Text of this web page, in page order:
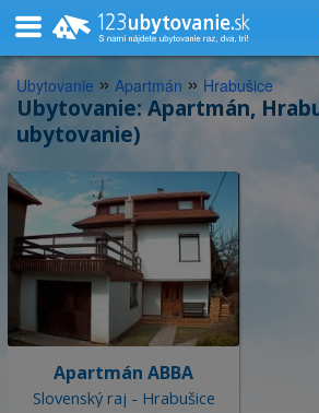
Ubytovanie » Apartmán » Hrabušice
Ubytovanie: Apartmán,
ubytovanie)
Apartmán ABBA
Slovenský raj - Hrabušice